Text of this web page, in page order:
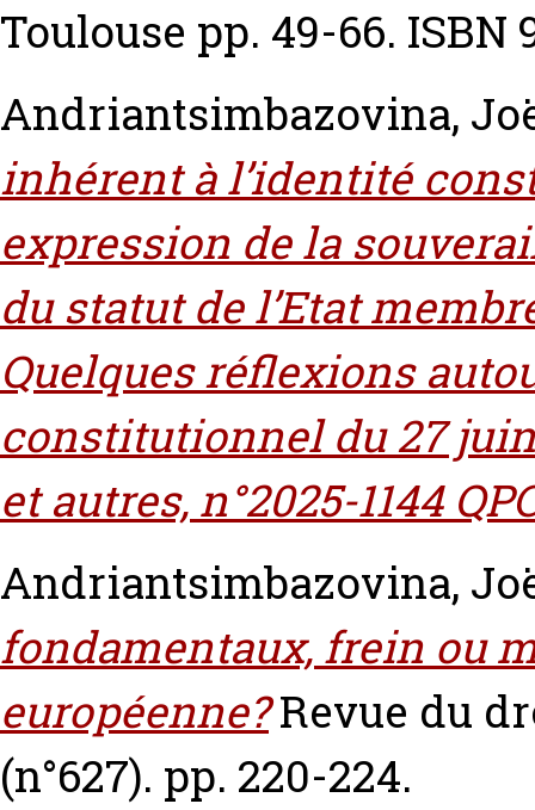
Toulouse pp. 49-66. ISBN
Andriantsimbazovina,
inhérent à l’identité
expression de la
du statut de l’Etat
Quelques réflexions
constitutionnel du 27
et autres, n°2025-1144
Andriantsimbazovina,
fondamentaux, frein ou
européenne? Revue du
(n°627). pp. 220-224.